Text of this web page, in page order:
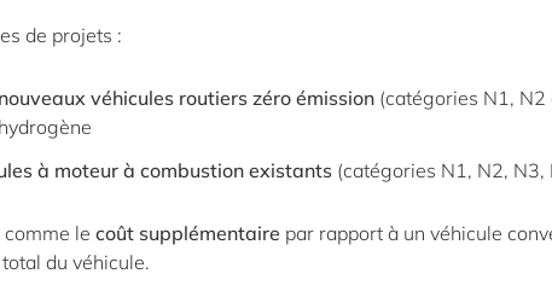
de projets :
véhicules routiers zéro émission (catégories N1,
à moteur à combustion existants (catégories N1, N2,
le coût supplémentaire par rapport à un véhicule
du véhicule.